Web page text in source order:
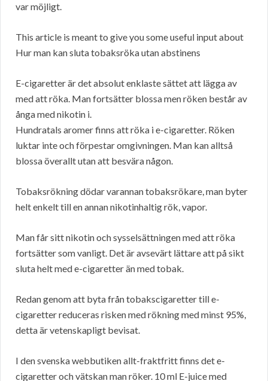
var möjligt.
This article is meant to give you some useful input about
Hur man kan sluta tobaksröka utan abstinens
E-cigaretter är det absolut enklaste sättet att lägga av
med att röka. Man fortsätter blossa men röken består av
ånga med nikotin i.
Hundratals aromer finns att röka i e-cigaretter. Röken
luktar inte och förpestar omgivningen. Man kan alltså
blossa överallt utan att besvära någon.
Tobaksrökning dödar varannan tobaksrökare, man byter
helt enkelt till en annan nikotinhaltig rök, vapor.
Man får sitt nikotin och sysselsättningen med att röka
fortsätter som vanligt. Det är avsevärt lättare att på sikt
sluta helt med e-cigaretter än med tobak.
Redan genom att byta från tobakscigaretter till e-
cigaretter reduceras risken med rökning med minst 95%,
detta är vetenskapligt bevisat.
I den svenska webbutiken allt-fraktfritt finns det e-
cigaretter och vätskan man röker. 10 ml E-juice med